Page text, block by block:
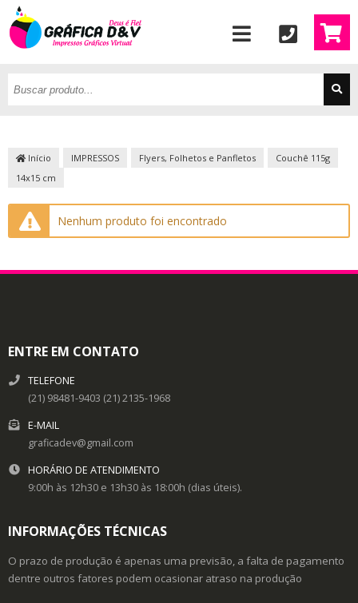
Início IMPRESSOS Flyers, Folhetos e Panfletos
Couchê 115g
14x15 cm
Nenhum produto foi encontrado
ENTRE EM CONTATO
TELEFONE
(21) 98481-9403 (21) 2135-1968
E-MAIL
graficadev@gmail.com
HORÁRIO DE ATENDIMENTO
9:00h às 12h30 e 13h30 às 18:00h (dias úteis).
INFORMAÇÕES TÉCNICAS
O prazo de produção é apenas uma previsão, a falta de pagamento
dentre outros fatores podem ocasionar atraso na produção